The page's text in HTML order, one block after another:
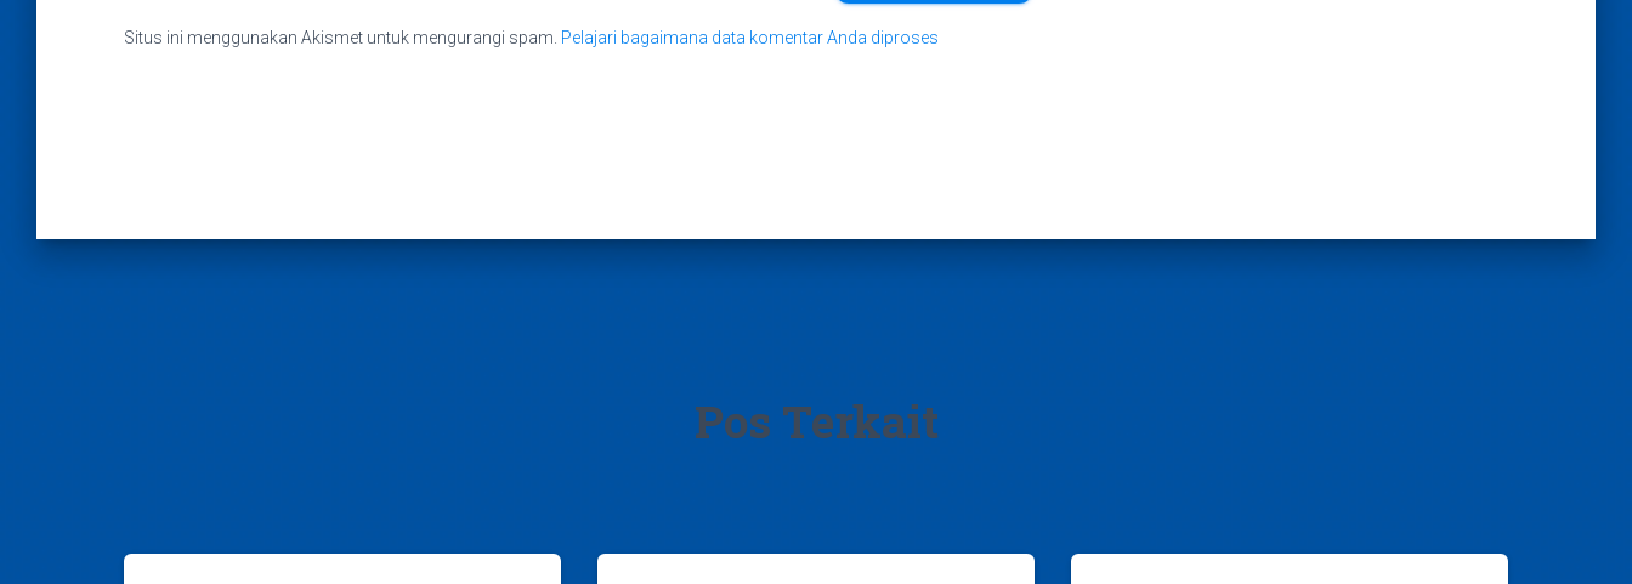
Situs ini menggunakan Akismet untuk mengurangi spam. Pelajari bagaimana data komentar Anda diproses
Pos Terkait